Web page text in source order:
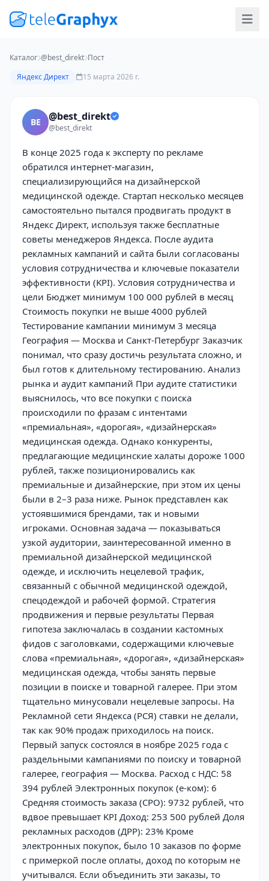
Каталог @best_direkt Пост
Яндекс Директ
15 марта 2026 г.
BE @best_direkt
@best_direkt
В конце 2025 года к эксперту по рекламе
обратился интернет-магазин,
специализирующийся на дизайнерской
медицинской одежде. Стартап несколько месяцев
самостоятельно пытался продвигать продукт в
Яндекс Директ, используя также бесплатные
советы менеджеров Яндекса. После аудита
рекламных кампаний и сайта были согласованы
условия сотрудничества и ключевые показатели
эффективности (KPI). Условия сотрудничества и
цели Бюджет минимум 100 000 рублей в месяц
Стоимость покупки не выше 4000 рублей
Тестирование кампании минимум 3 месяца
География — Москва и Санкт-Петербург Заказчик
понимал, что сразу достичь результата сложно, и
был готов к длительному тестированию. Анализ
рынка и аудит кампаний При аудите статистики
выяснилось, что все покупки с поиска
происходили по фразам с интентами
«премиальная», «дорогая», «дизайнерская»
медицинская одежда. Однако конкуренты,
предлагающие медицинские халаты дороже 1000
рублей, также позиционировались как
премиальные и дизайнерские, при этом их цены
были в 2–3 раза ниже. Рынок представлен как
устоявшимися брендами, так и новыми
игроками. Основная задача — показываться
узкой аудитории, заинтересованной именно в
премиальной дизайнерской медицинской
одежде, и исключить нецелевой трафик,
связанный с обычной медицинской одеждой,
спецодеждой и рабочей формой. Стратегия
продвижения и первые результаты Первая
гипотеза заключалась в создании кастомных
фидов с заголовками, содержащими ключевые
слова «премиальная», «дорогая», «дизайнерская»
медицинская одежда, чтобы занять первые
позиции в поиске и товарной галерее. При этом
тщательно минусовали нецелевые запросы. На
Рекламной сети Яндекса (РСЯ) ставки не делали,
так как 90% продаж приходилось на поиск.
Первый запуск состоялся в ноябре 2025 года с
раздельными кампаниями по поиску и товарной
галерее, география — Москва. Расход с НДС: 58
394 рублей Электронных покупок (е-ком): 6
Средняя стоимость заказа (СРО): 9732 рублей, что
вдвое превышает KPI Доход: 253 500 рублей Доля
рекламных расходов (ДРР): 23% Кроме
электронных покупок, было 10 заказов по форме
с примеркой после оплаты, доход по которым не
учитывался. Если объединить эти заказы, то